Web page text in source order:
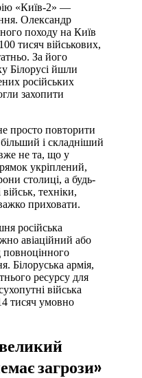
«Київ-2» —
Олександр
походу на Київ
тисяч військових,
За його
Білорусі йшли
російських
захопити
просто повторити
і складніший
не та, що у
укріплений,
столиці, а будь-
техніки,
приховати.
російська
авіаційний або
повноцінного
Білоруська армія,
ресурсу для
війська
тисяч умовно
загрози»